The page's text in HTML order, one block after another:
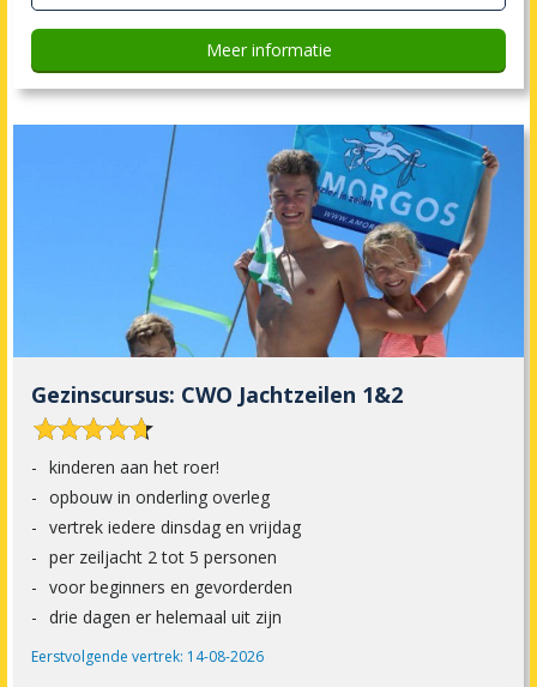
Meer informatie
Gezinscursus: CWO Jachtzeilen 1&2


kinderen aan het roer!
opbouw in onderling overleg
vertrek iedere dinsdag en vrijdag
per zeiljacht 2 tot 5 personen
voor beginners en gevorderden
drie dagen er helemaal uit zijn
Eerstvolgende vertrek: 14-08-2026